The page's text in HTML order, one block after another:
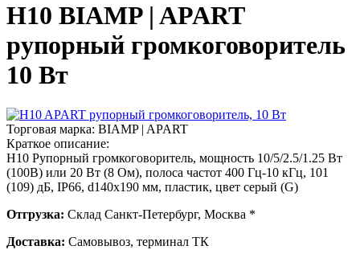
H10 BIAMP | APART
рупорный громкоговоритель
10 Вт
Торговая марка: BIAMP | APART
Краткое описание:
H10 Рупорный громкоговоритель, мощность 10/5/2.5/1.25 Вт
(100В) или 20 Вт (8 Ом), полоса частот 400 Гц-10 кГц, 101
(109) дБ, IP66, d140х190 мм, пластик, цвет серый (G)
Отгрузка: Склад Санкт-Петербург, Москва *
Доставка: Самовывоз, терминал ТК